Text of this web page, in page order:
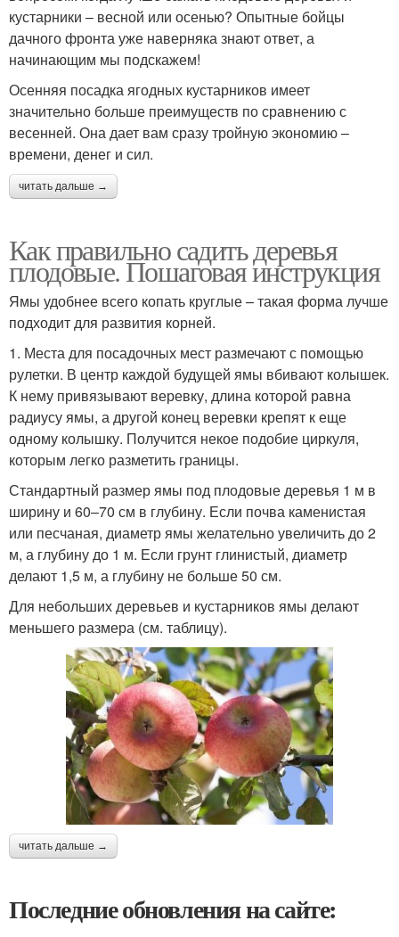
кустарники – весной или осенью? Опытные бойцы
дачного фронта уже наверняка знают ответ, а
начинающим мы подскажем!
Осенняя посадка ягодных кустарников имеет
значительно больше преимуществ по сравнению с
весенней. Она дает вам сразу тройную экономию –
времени, денег и сил.
читать дальше →
Как правильно садить деревья
плодовые. Пошаговая инструкция
Ямы удобнее всего копать круглые – такая форма лучше
подходит для развития корней.
1. Места для посадочных мест размечают с помощью
рулетки. В центр каждой будущей ямы вбивают колышек.
К нему привязывают веревку, длина которой равна
радиусу ямы, а другой конец веревки крепят к еще
одному колышку. Получится некое подобие циркуля,
которым легко разметить границы.
Стандартный размер ямы под плодовые деревья 1 м в
ширину и 60–70 см в глубину. Если почва каменистая
или песчаная, диаметр ямы желательно увеличить до 2
м, а глубину до 1 м. Если грунт глинистый, диаметр
делают 1,5 м, а глубину не больше 50 см.
Для небольших деревьев и кустарников ямы делают
меньшего размера (см. таблицу).
читать дальше →
Последние обновления на сайте: